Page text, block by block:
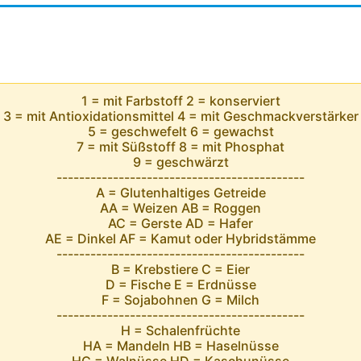
1 = mit Farbstoff 2 = konserviert
3 = mit Antioxidationsmittel 4 = mit Geschmackverstärker
5 = geschwefelt 6 = gewachst
7 = mit Süßstoff 8 = mit Phosphat
9 = geschwärzt
--------------------------------------------
A = Glutenhaltiges Getreide
AA = Weizen AB = Roggen
AC = Gerste AD = Hafer
AE = Dinkel AF = Kamut oder Hybridstämme
--------------------------------------------
B = Krebstiere C = Eier
D = Fische E = Erdnüsse
F = Sojabohnen G = Milch
--------------------------------------------
H = Schalenfrüchte
HA = Mandeln HB = Haselnüsse